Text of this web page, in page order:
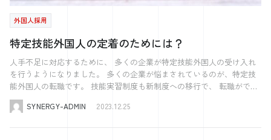
は、ビザ申請の成功に直結するでしょう。 証明書の取得方法は、書類
の種類によって異なります。例えば、学歴や職歴を証明する書類は、申
請者が卒業した学校や以前勤務していた企業から取得しなければなりま
せん。これらの書類には、卒業証明書や雇用証明書が含まれます。ま
た、専門的な資格やスキルを証明する書類は、関連する専門機関や認定
団体から取得することが一般的です。 証明書を提出する際には、書類
の正確性と最新性に注意する必要があります。古い情報や不正確なデー
タが含まれている書類は、ビザ申請の拒否につながる可能性があるから
です。また、提出する書類は、必要に応じて公式な翻訳が必要になるこ
とがあります。特に、外国語で書かれた書類は、日本語への正確な翻訳
が求められます。 さらに、証明書の提出には期限が設けられている場
必要な書類は何ですか？ A2: アルバイトとして外国人を雇用する際に
す。また、在留資格がアルバイトを許可しているかの確認も重要です。
資格外活動許可が必要な場合は、その許可書のコピーも必要になりま
す。 Q3: 外国人を雇用する際に一般的に必要な書類は何ですか？ A3: 一
般的に外国人を雇用する際には、在留カードやパスポートのコピー、雇
用契約書、給与明細などが必要です。ビザの種類によっては、追加の書
類が必要になる場合もあります。例えば、特定技能ビザの場合は、技能
ためにはどのような資格が必要ですか？ A4: 外国人を雇用するために
採用する事業者は、特定の補助金が利用可能な場合があります。これら
の補助金は、技能実習生の職業訓練や生活支援を目的としており、企業
実実習生等支援特別措置」は技能実実習生や留学生などの外国人技能実
実習生等を雇用する事業主に対して、一定期間内であれば最大60万円
を支給するものです。技能実習生等が日本で一定期間以上勤務し、その
後日本で就職することが条件です。 外国人の採用にまつわる補助金・
助成金の申請方法と注意点 補助金や助成金の申請には、いくつものス
テップがあります。このセクションでは、申請方法、必要な書類、そし
申請方法と必要な書類 補助金や助成金を申請する際には、正確な手続
は、まずターゲット層に合わせたメッセージを明確にし、興味を引きつ
迎！週末だけのカフェスタッフ募集」などと具体的に記載することで、
ターゲット層の関心を惹きます。 デザインの面では、無料のテンプレ
ートを活用し、それに自社の情報をカスタマイズして追加する方法が効
果的です。無料テンプレートは多種多様に存在し、ビジネス向けからカ
ジュアルなデザインまで幅広く選べるため、状況に応じた適切なデザイ
ンを選ぶことができます。また、WordやGIMPなどの無料ソフトウェア
配布戦略としては、オンラインとオフラインの両方を活用することが重
ている状態でした。 数あるサービスの中から、 シナジーのサービスを
お選びいただいた理由をお聞かせください。 コロナ禍になり、求人活
動が上手くいっている会社とそうではない会社が二極化しているという
話を耳にしました。 ”どのような会社が、上手くいっているのだろ
う？”と思い、知り合いの方々に話を聞きながら、情報収集を行ってい
ました。 その中で、知り合いの経営者の方からシナジーさんのサービ
スについて聞き、話を聞いてみることにしました。 媒体へ掲載するな
どの、単なる手法の話ではなく、 プロの専門家に、”人事責任者”とし
て、採用の設計から実務まで行なってもらえる ということに魅力を感
外国人採用
特定技能外国人の定着のためには？
人手不足に対応するために、 多くの企業が特定技能外国人の受け入れ
を行うようになりました。 多くの企業が悩まされているのが、特定技
能外国人の転職です。 技能実習制度も新制度への移行で、 転職ができ
るようになる見込みですが、 どうすれば離職を抑えられるのか、ポイ
ントをまとめました。 Point① 給与設定 仕事を選ぶ際の基本要因とし
SYNERGY-ADMIN 2023.12.25